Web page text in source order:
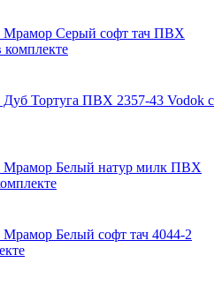
Мрамор Серый софт тач ПВХ
комплекте
Тортуга ПВХ 2357-43 Vodok с
Мрамор Белый натур милк ПВХ
Белый софт тач 4044-2